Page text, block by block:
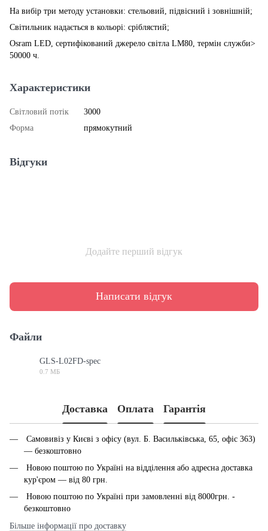
На вибір три методу установки: стельовий, підвісний і зовнішній;
Світильник надається в кольорі: сріблястий;
Osram LED, сертифікований джерело світла LM80, термін служби>
50000 ч.
Характеристики
Світловий потік
3000
Форма
прямокутний
Відгуки
Додайте перший відгук
Написати відгук
Файли
GLS-L02FD-spec
0.7 МБ
Доставка Оплата Гарантія
Самовивіз у Києві з офісу (вул. Б. Васильківська, 65, офіс 363)
— безкоштовно
Новою поштою по Україні на відділення або адресна доставка
кур'єром — від 80 грн.
Новою поштою по Україні при замовленні від 8000грн. -
безкоштовно
Більше інформації про доставку